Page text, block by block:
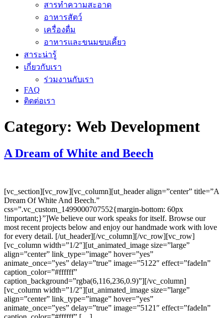
สารทำความสะอาด
อาหารสัตว์
เครื่องดื่ม
อาหารและขนมขบเคี้ยว
สาระน่ารู้
เกี่ยวกับเรา
ร่วมงานกับเรา
FAQ
ติดต่อเรา
Category: Web Development
A Dream of White and Beech
[vc_section][vc_row][vc_column][ut_header align=”center” title=”A
Dream Of White And Beech.”
css=”.vc_custom_1499000707552{margin-bottom: 60px
!important;}”]We believe our work speaks for itself. Browse our
most recent projects below and enjoy our handmade work with love
for every detail. [/ut_header][/vc_column][/vc_row][vc_row]
[vc_column width=”1/2″][ut_animated_image size=”large”
align=”center” link_type=”image” hover=”yes”
animate_once=”yes” delay=”true” image=”5122″ effect=”fadeIn”
caption_color=”#ffffff”
caption_background=”rgba(6,116,236,0.9)”][/vc_column]
[vc_column width=”1/2″][ut_animated_image size=”large”
align=”center” link_type=”image” hover=”yes”
animate_once=”yes” delay=”true” image=”5121″ effect=”fadeIn”